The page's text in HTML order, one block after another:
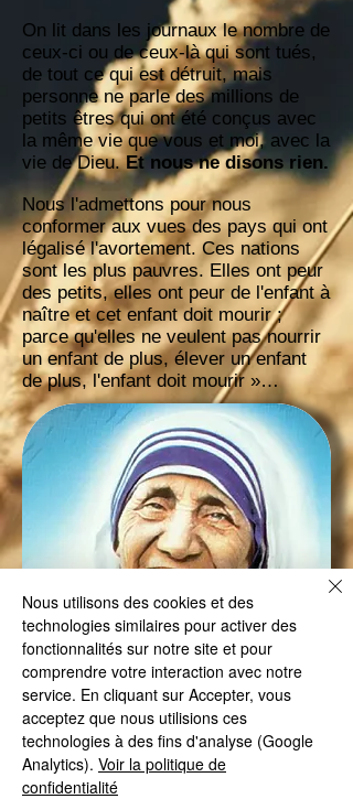
On lit dans les journaux le nombre de
ceux-ci ou de ceux-là qui sont tués,
de tout ce qui est détruit, mais
personne ne parle des millions de
petits êtres qui ont été conçus avec
la même vie que vous et moi, avec la
vie de Dieu.Et nous ne disons rien.
Nous l'admettons pour nous
conformer aux vues des pays qui ont
légalisé l'avortement. Ces nations
sont les plus pauvres. Elles ont peur
des petits, elles ont peur de l'enfant à
naître et cet enfant doit mourir ;
parce qu'elles ne veulent pas nourrir
un enfant de plus, élever un enfant
de plus, l'enfant doit mourir »…
Nous utilisons des cookies et des
technologies similaires pour activer des
fonctionnalités sur notre site et pour
comprendre votre interaction avec notre
service. En cliquant sur Accepter, vous
acceptez que nous utilisions ces
technologies à des fins d'analyse (Google
Analytics). Voir la politique de
confidentialité